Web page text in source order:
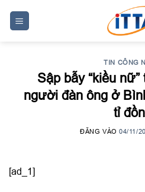
TIN CÔNG
Sập bẫy “kiều
người đàn ông ở
tỉ
ĐĂNG VÀO04/11/
[ad_1]